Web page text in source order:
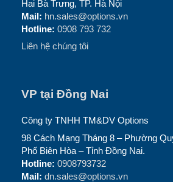
Hai Bà Trưng, TP. Hà Nội
Mail: hn.sales@options.vn
Hotline: 0908 793 732
Liên hệ chúng tôi
VP tại Đồng Nai
Công ty TNHH TM&DV Options
98 Cách Mạng Tháng 8 – Phường
Phố Biên Hòa – Tỉnh Đồng Nai.
Hotline: 0908793732
Mail: dn.sales@options.vn